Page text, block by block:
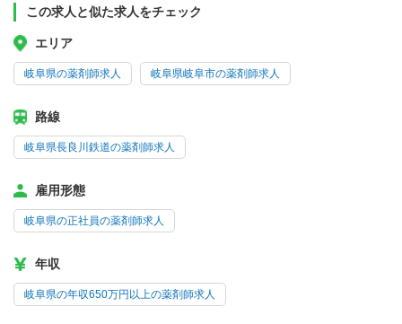
この求人と似た求人をチェック
エリア
岐阜県の薬剤師求人 岐阜県岐阜市の薬剤師求人
路線
岐阜県長良川鉄道の薬剤師求人
雇用形態
岐阜県の正社員の薬剤師求人
年収
岐阜県の年収650万円以上の薬剤師求人